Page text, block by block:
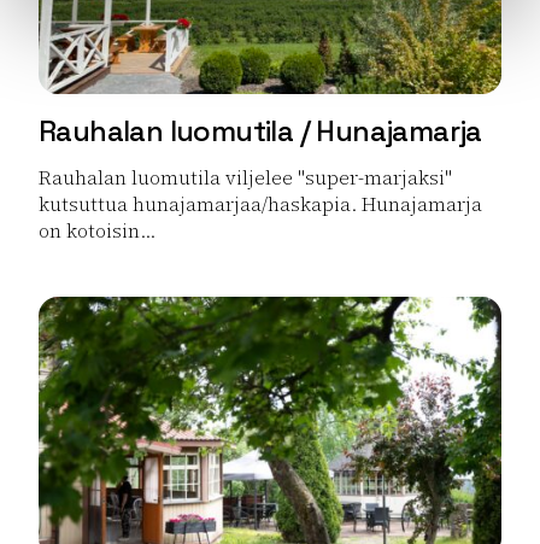
Rauhalan luomutila / Hunajamarja
Rauhalan luomutila viljelee "super-marjaksi"
kutsuttua hunajamarjaa/haskapia. Hunajamarja
on kotoisin...